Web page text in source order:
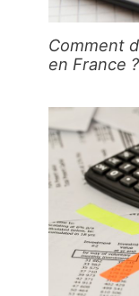
Comment
en France ?